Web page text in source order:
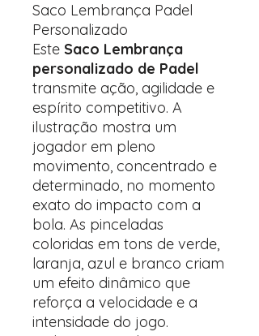
Saco Lembrança Padel
Personalizado
Este Saco Lembrança
personalizado de Padel
transmite ação, agilidade e
espírito competitivo. A
ilustração mostra um
jogador em pleno
movimento, concentrado e
determinado, no momento
exato do impacto com a
bola. As pinceladas
coloridas em tons de verde,
laranja, azul e branco criam
um efeito dinâmico que
reforça a velocidade e a
intensidade do jogo.